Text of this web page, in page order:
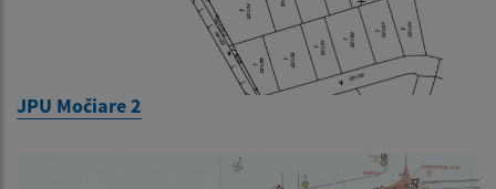
JPU Močiare 2